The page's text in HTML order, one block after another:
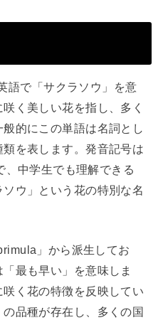
語で「サクラソウ」を意
く美しい花を指し、多く
的にこの単語は名詞とし
を表します。発音記号は
、中学生でも理解できる
ウ」という花の特別な名
」から派生してお
最も早い」を意味しま
く花の特徴を反映してい
品種が存在し、多くの国